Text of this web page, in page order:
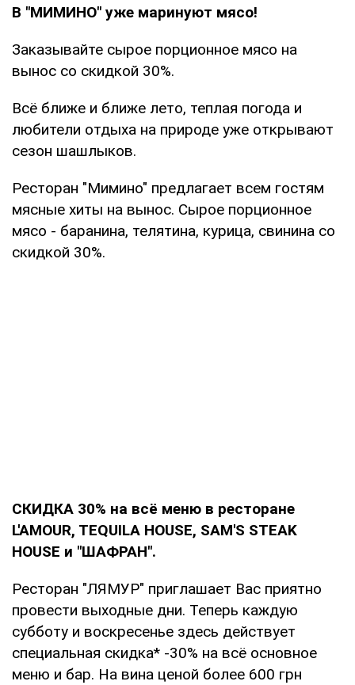
В "МИМИНО" уже маринуют мясо!
Заказывайте сырое порционное мясо на
вынос со скидкой 30%.
Всё ближе и ближе лето, теплая погода и
любители отдыха на природе уже открывают
сезон шашлыков.
Ресторан "Мимино" предлагает всем гостям
мясные хиты на вынос. Сырое порционное
мясо - баранина, телятина, курица, свинина со
скидкой 30%.
СКИДКА 30% на всё меню в ресторане
L'AMOUR, TEQUILA HOUSE, SAM'S STEAK
HOUSE и "ШАФРАН".
Ресторан "ЛЯМУР" приглашает Вас приятно
провести выходные дни. Теперь каждую
субботу и воскресенье здесь действует
специальная скидка* -30% на всё основное
меню и бар. На вина ценой более 600 грн